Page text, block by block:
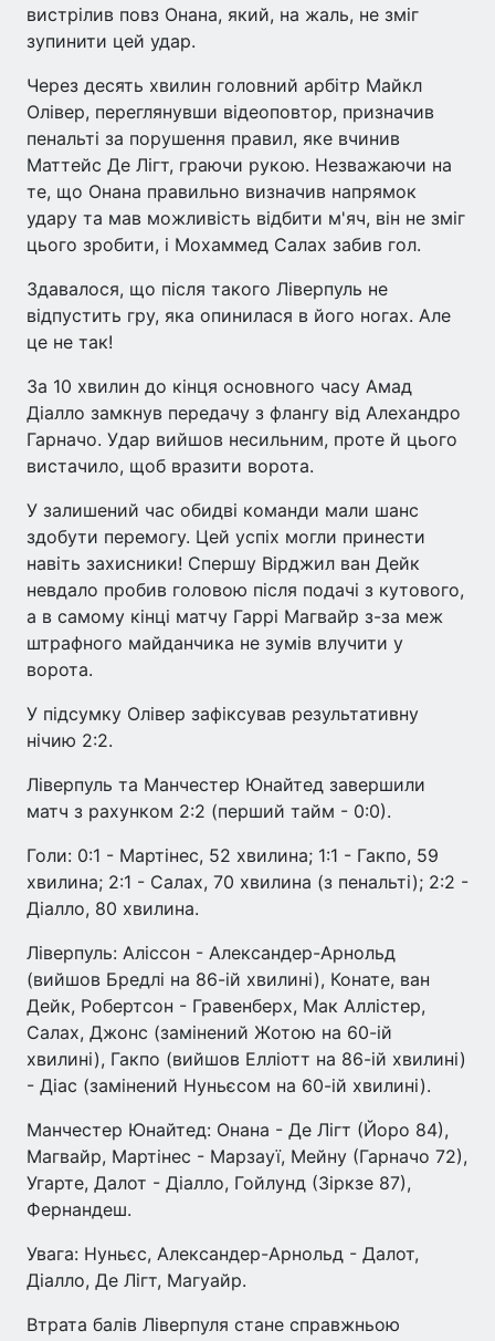
вистрілив повз Онана, який, на жаль, не зміг
зупинити цей удар.
Через десять хвилин головний арбітр Майкл
Олівер, переглянувши відеоповтор, призначив
пенальті за порушення правил, яке вчинив
Маттейс Де Лігт, граючи рукою. Незважаючи на
те, що Онана правильно визначив напрямок
удару та мав можливість відбити м'яч, він не зміг
цього зробити, і Мохаммед Салах забив гол.
Здавалося, що після такого Ліверпуль не
відпустить гру, яка опинилася в його ногах. Але
це не так!
За 10 хвилин до кінця основного часу Амад
Діалло замкнув передачу з флангу від Алехандро
Гарначо. Удар вийшов несильним, проте й цього
вистачило, щоб вразити ворота.
У залишений час обидві команди мали шанс
здобути перемогу. Цей успіх могли принести
навіть захисники! Спершу Вірджил ван Дейк
невдало пробив головою після подачі з кутового,
а в самому кінці матчу Гаррі Магвайр з-за меж
штрафного майданчика не зумів влучити у
ворота.
У підсумку Олівер зафіксував результативну
нічию 2:2.
Ліверпуль та Манчестер Юнайтед завершили
матч з рахунком 2:2 (перший тайм - 0:0).
Голи: 0:1 - Мартінес, 52 хвилина; 1:1 - Гакпо, 59
хвилина; 2:1 - Салах, 70 хвилина (з пенальті); 2:2 -
Діалло, 80 хвилина.
Ліверпуль: Аліссон - Александер-Арнольд
(вийшов Бредлі на 86-ій хвилині), Конате, ван
Дейк, Робертсон - Гравенберх, Мак Аллістер,
Салах, Джонс (замінений Жотою на 60-ій
хвилині), Гакпо (вийшов Елліотт на 86-ій хвилині)
- Діас (замінений Нуньєсом на 60-ій хвилині).
Манчестер Юнайтед: Онана - Де Лігт (Йоро 84),
Магвайр, Мартінес - Марзауї, Мейну (Гарначо 72),
Угарте, Далот - Діалло, Гойлунд (Зіркзе 87),
Фернандеш.
Увага: Нуньєс, Александер-Арнольд - Далот,
Діалло, Де Лігт, Магуайр.
Втрата балів Ліверпуля стане справжньою